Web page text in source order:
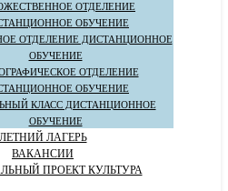
ОТДЕЛЕНИЕ
ОБУЧЕНИЕ
ОТДЕЛЕНИЕ ДИСТАНЦИОННОЕ
ОБУЧЕНИЕ
ОТДЕЛЕНИЕ
ОБУЧЕНИЕ
КЛАСС ДИСТАНЦИОННОЕ
ОБУЧЕНИЕ
ЛЕТНИЙ ЛАГЕРЬ
ВАКАНСИИ
ПРОЕКТ КУЛЬТУРА